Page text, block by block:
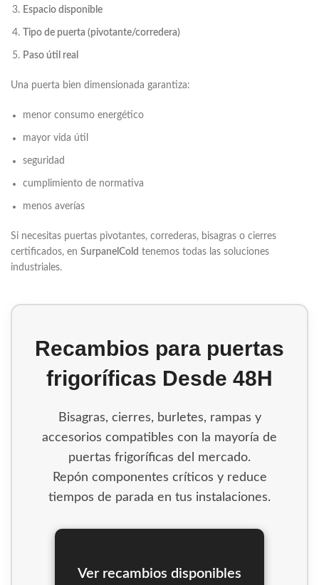
Espacio disponible
Tipo de puerta (pivotante/corredera)
Paso útil real
Una puerta bien dimensionada garantiza:
menor consumo energético
mayor vida útil
seguridad
cumplimiento de normativa
menos averías
Si necesitas puertas pivotantes, correderas, bisagras o cierres
certificados, en SurpanelCold tenemos todas las soluciones
industriales.
Recambios para puertas
frigoríficas Desde 48H
Bisagras, cierres, burletes, rampas y
accesorios compatibles con la mayoría de
puertas frigoríficas del mercado.
Repón componentes críticos y reduce
tiempos de parada en tus instalaciones.
Ver recambios disponibles